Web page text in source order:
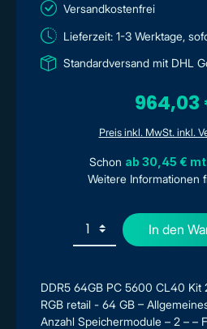
DDR5 64GB PC 5600 CL40 Kit
RGB retail - 64 GB –
Anzahl Speichermodule – 2 – –
Versandkostenfrei
Lieferzeit: 1-3 Werktage,
Standardversand mit DHL
964,03
Preis inkl. MwSt. inkl.
Schon ab 30,45 €
Weitere Informationen
In den